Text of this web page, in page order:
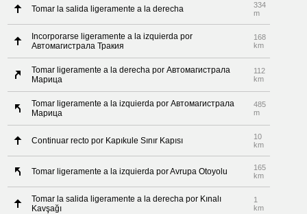
Tomar la salida ligeramente a la derecha
334
m
Incorporarse ligeramente a la izquierda por
Автомагистрала Тракия
168
km
Tomar ligeramente a la derecha por Автомагистрала
Марица
112
km
Tomar ligeramente a la izquierda por Автомагистрала
Марица
485
m
Continuar recto por Kapıkule Sınır Kapısı
10
km
Tomar ligeramente a la izquierda por Avrupa Otoyolu
165
km
Tomar la salida ligeramente a la derecha por Kınalı
Kavşağı
1
km